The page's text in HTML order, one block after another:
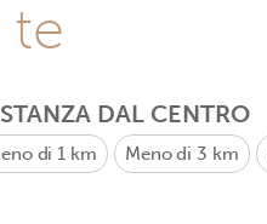
te
DAL CENTRO
di 1 km Meno di 3 km